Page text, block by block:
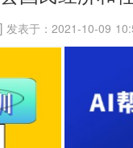
发表于：2021-10-09